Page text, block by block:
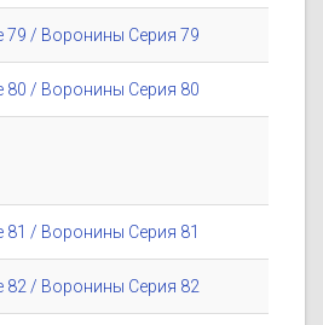
79 / Воронины Серия 79
80 / Воронины Серия 80
81 / Воронины Серия 81
82 / Воронины Серия 82